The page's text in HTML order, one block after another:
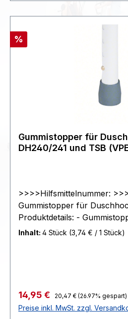
Rabatt
%
Gummistopper für
DH240/241 und TSB
>>>>Hilfsmittelnummer:
Gummistopper für
Produktdetails: -
- passend für DH242,
Inhalt: 4 Stück (3,74 € / 1 Stück)
Verkaufspreis:
14,95 € Regulärer Preis:
20,47 € (26.97% gespart)
Preise inkl. MwSt. zzgl.